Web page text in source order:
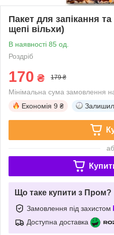
Пакет для запікання
щепі вільхи)
В наявності 85 од.
Роздріб
170 ₴ 179 ₴
Мінімальна сума замовлення
Економія 9 ₴
Що таке купити з Пром?
Замовлення під захистом
Доступна доставка